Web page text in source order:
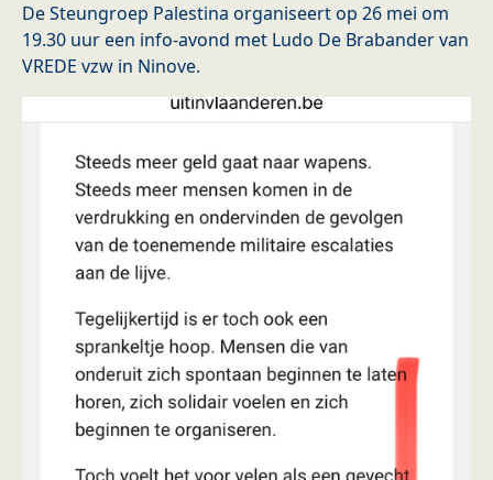
De Steungroep Palestina organiseert op 26 mei om
19.30 uur een info-avond met Ludo De Brabander van
VREDE vzw in Ninove.